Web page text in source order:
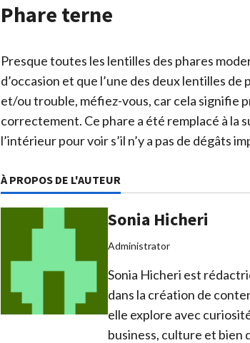
Phare terne
Presque toutes les lentilles des phares
d’occasion et que l’une des deux lentilles
et/ou trouble, méfiez-vous, car cela signifie
correctement. Ce phare a été remplacé à la
l’intérieur pour voir s’il n’y a pas de dégâts
À PROPOS DE L'AUTEUR
Sonia Hicheri
Administrator
Sonia Hicheri est
dans la création de
elle explore avec
business, culture et bien